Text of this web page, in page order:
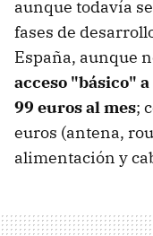
aunque todavía
fases de
España, aunque
acceso "básico"
99 euros al mes;
euros (antena,
alimentación y